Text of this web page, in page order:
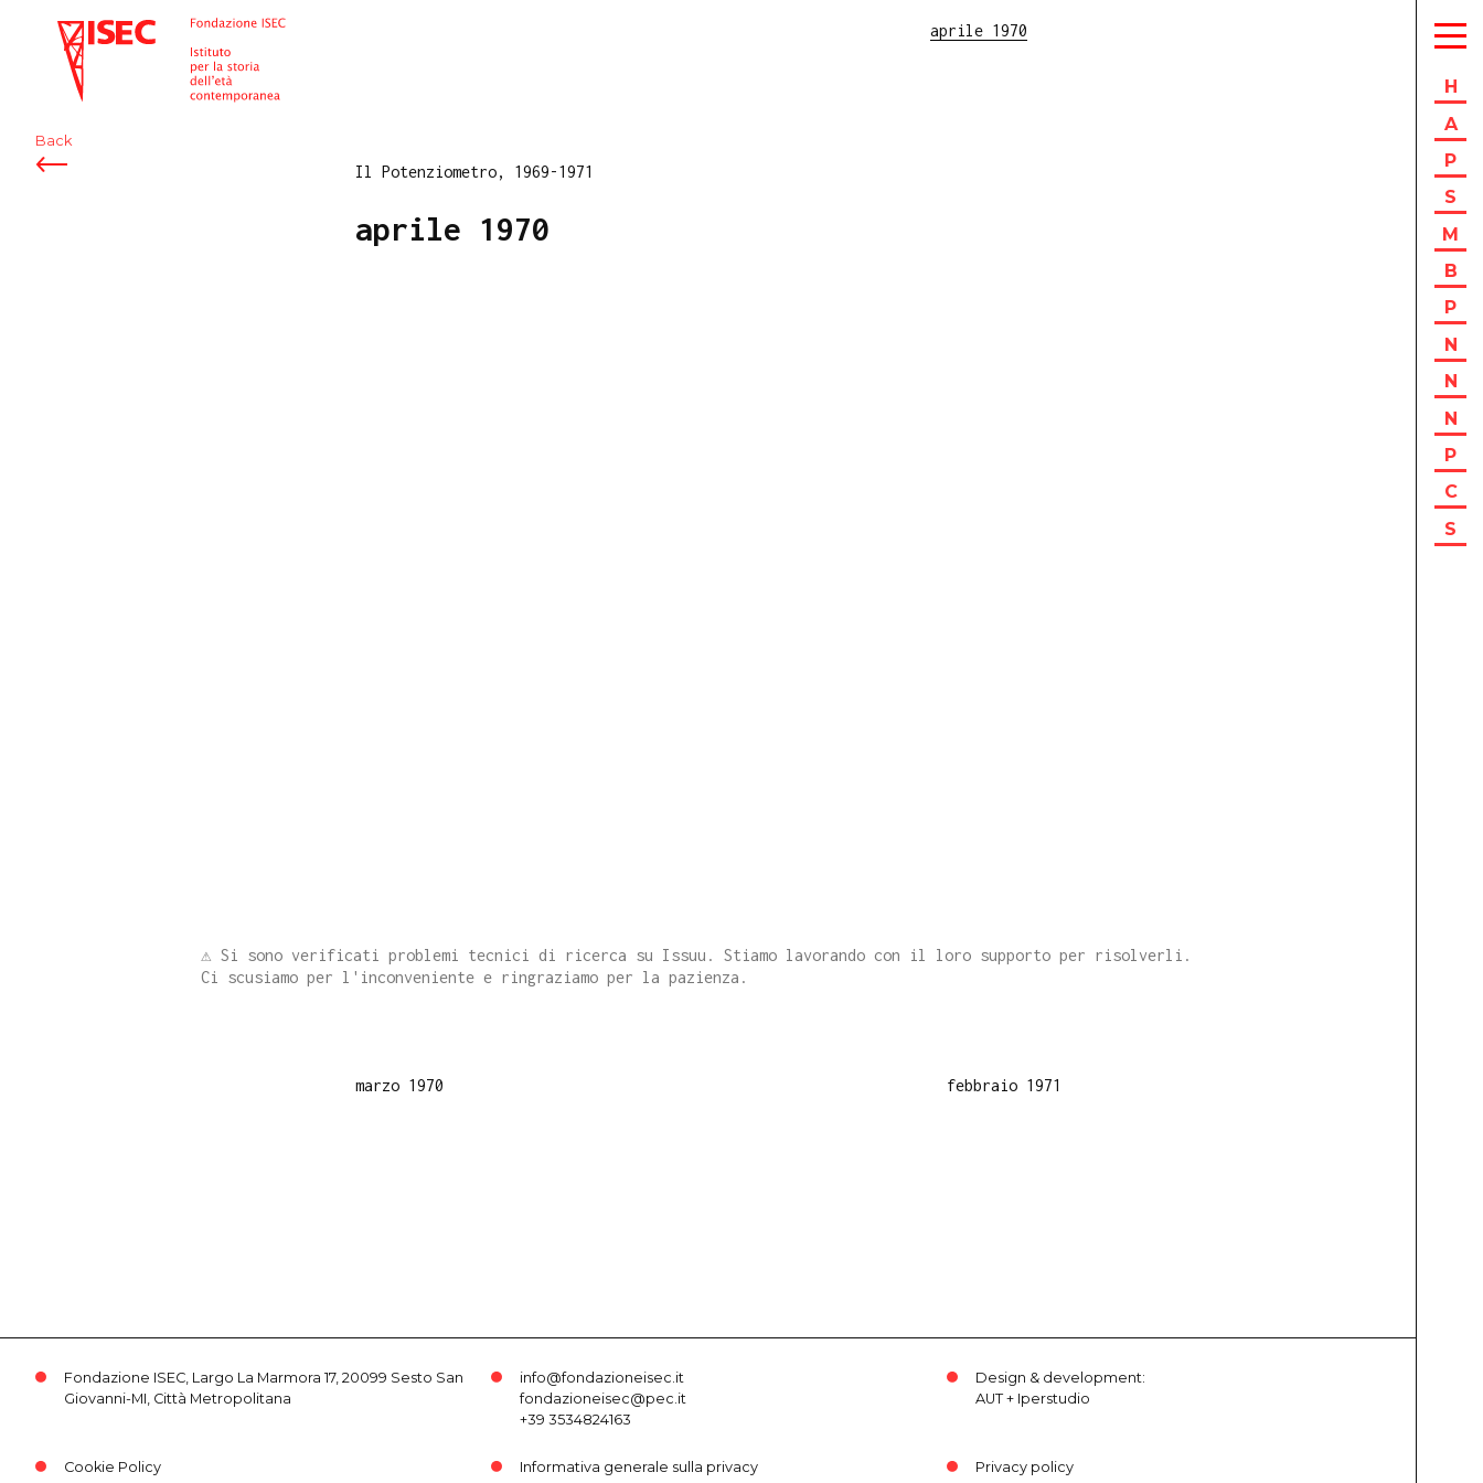
ISEC aprile 1970
Back
H
A
P
S
M
B
P
N
N
N
P
C
S
Il Potenziometro, 1969-1971
aprile 1970
⚠️ Si sono verificati problemi tecnici di ricerca su Issuu. Stiamo lavorando con il loro supporto per risolverli.
Ci scusiamo per l'inconveniente e ringraziamo per la pazienza.
marzo 1970 febbraio 1971
Fondazione ISEC, Largo La Marmora 17, 20099 Sesto San
Giovanni-MI, Città Metropolitana
info@fondazioneisec.it
fondazioneisec@pec.it
+39 3534824163
Design & development:
AUT+ Iperstudio
Cookie Policy Informativa generale sulla privacy Privacy policy